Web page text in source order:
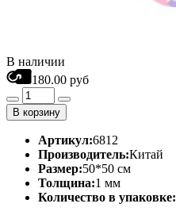
В наличии
180.00 руб
В корзину
Артикул:6812
Производитель:Китай
Размер:50*50 см
Толщина:1 мм
Количество в упаковке: